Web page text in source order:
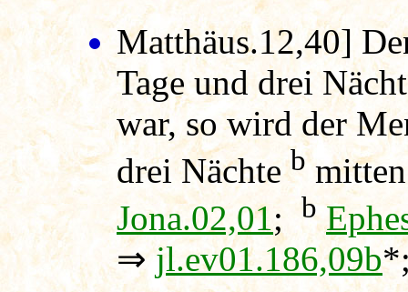
Matthäus.12,40]
Tage und drei
war, so wird der
drei Nächtebmitten
Jona.02,01;b
⇒jl.ev01.186,09b